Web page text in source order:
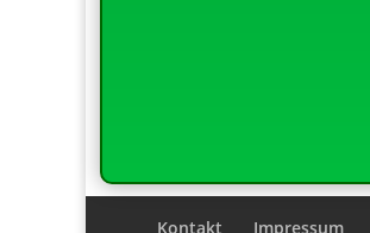
Kontakt Impressum